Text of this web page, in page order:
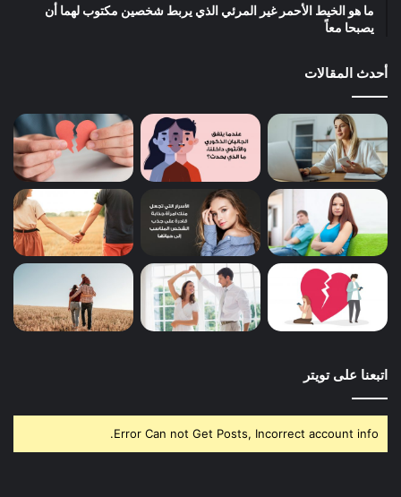
ما هو الخيط الأحمر غير المرئي الذي يربط شخصين مكتوب لهما أن
يصبحا معاً
أحدث المقالات
اتبعنا على تويتر
Error Can not Get Posts, Incorrect account info.